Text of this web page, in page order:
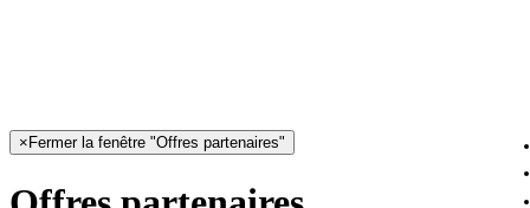
× Fermer la fenêtre "Offres partenaires"